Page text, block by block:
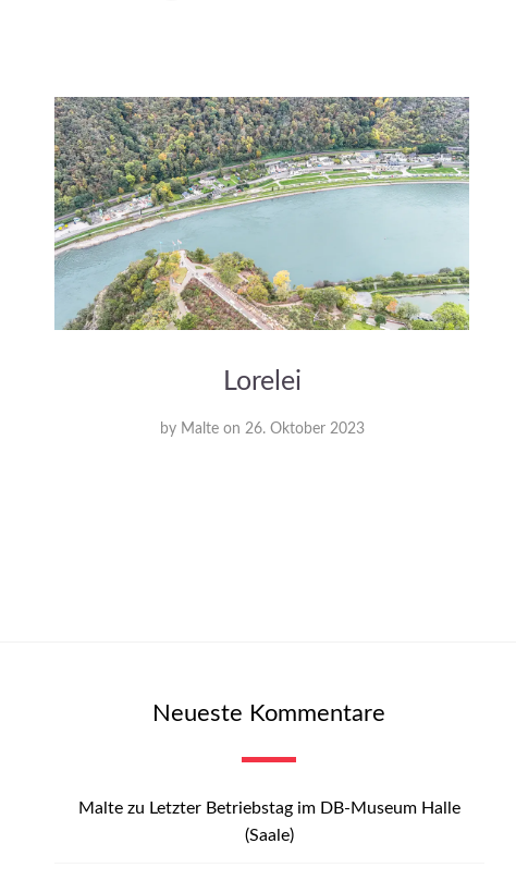
Lorelei
by Malte on 26. Oktober 2023
Neueste Kommentare
Maltezu Letzter Betriebstag im DB-Museum Halle
(Saale)